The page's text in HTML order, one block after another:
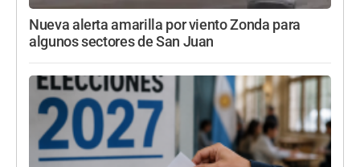
Nueva alerta amarilla por viento Zonda para
algunos sectores de San Juan